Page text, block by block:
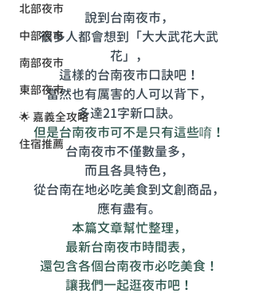
北部夜市
中部夜市
南部夜市
東部夜市
🌟 嘉義全攻略
住宿推薦
說到台南夜市，
很多人都會想到「大大武花大武
花」，
這樣的台南夜市口訣吧！
當然也有厲害的人可以背下，
多達21字新口訣。
但是台南夜市可不是只有這些唷！
台南夜市不僅數量多，
而且各具特色，
從台南在地必吃美食到文創商品，
應有盡有。
本篇文章幫忙整理，
最新台南夜市時間表，
還包含各個台南夜市必吃美食！
讓我們一起逛夜市吧！